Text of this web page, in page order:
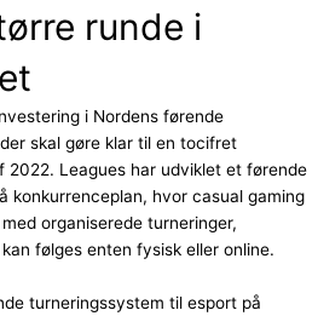
runde i
i Nordens førende
skal gøre klar til en tocifret
2022. Leagues har udviklet et førende
konkurrenceplan, hvor casual gaming
organiserede turneringer,
følges enten fysisk eller online.
turneringssystem til esport på